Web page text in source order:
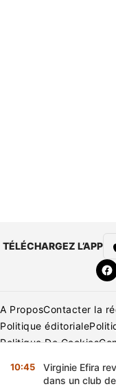
TÉLÉCHARGEZ L’APP
A ProposContacter la
Politique éditoriale
Politique De Cookies
Copyright © 2026
10:45
Virginie Efira
dans un club